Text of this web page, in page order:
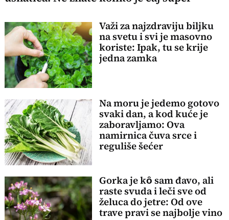
Važi za najzdraviju biljku
na svetu i svi je masovno
koriste: Ipak, tu se krije
jedna zamka
Na moru je jedemo gotovo
svaki dan, a kod kuće je
zaboravljamo: Ova
namirnica čuva srce i
reguliše šećer
Gorka je kȏ sam đavo, ali
raste svuda i leči sve od
želuca do jetre: Od ove
trave pravi se najbolje vino